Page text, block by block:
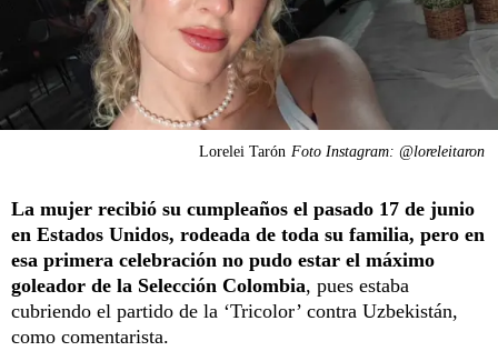
Lorelei Tarón Foto Instagram: @loreleitaron
La mujer recibió su cumpleaños el pasado 17 de junio
en Estados Unidos, rodeada de toda su familia, pero en
esa primera celebración no pudo estar el máximo
goleador de la Selección Colombia, pues estaba
cubriendo el partido de la ‘Tricolor’ contra Uzbekistán,
como comentarista.